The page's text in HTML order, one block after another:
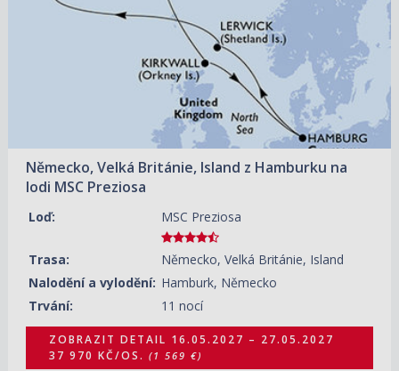
Německo, Velká Británie, Island z Hamburku na
lodi MSC Preziosa
Loď: MSC Preziosa
Trasa:
Německo, Velká Británie, Island
Nalodění a vylodění: Hamburk, Německo
Trvání:
11 nocí
ZOBRAZIT DETAIL
07.06.2027 – 18.06.2027
39 180 KČ/OS.
(1 619 €)
ZOBRAZIT DETAIL
02.07.2027 – 13.07.2027
40 390 KČ/OS.
(1 669 €)
ZOBRAZIT DETAIL
20.08.2027 – 31.08.2027
41 120 KČ/OS.
(1 699 €)
ZOBRAZIT DETAIL
14.05.2028 – 25.05.2028
ZOBRAZIT DETAIL
05.06.2028 – 16.06.2028
(1 649 €)
40 870 KČ/OS.
(1 689 €)
ZOBRAZIT DETAIL 16.05.2027 – 27.05.2027
37 970 KČ/OS. (1 569 €)